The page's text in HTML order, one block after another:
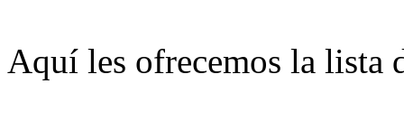
Aquí les ofrecemos la lista